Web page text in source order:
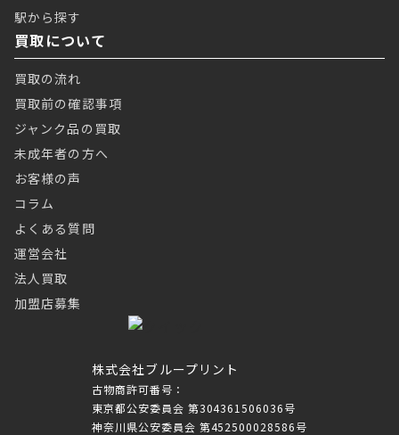
株式会社ブループリント
古物商許可番号：
東京都公安委員会 第304361506036号
神奈川県公安委員会 第452500028586号
駅から探す
買取について
買取の流れ
買取前の確認事項
ジャンク品の買取
未成年者の方へ
お客様の声
コラム
よくある質問
運営会社
法人買取
加盟店募集